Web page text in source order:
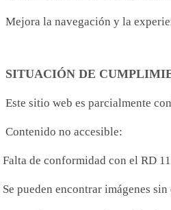
Mejora la navegación y la
SITUACIÓN DE
Este sitio web es parcialmente
Contenido no accesible:
Falta de conformidad con el RD
Se pueden encontrar imágenes